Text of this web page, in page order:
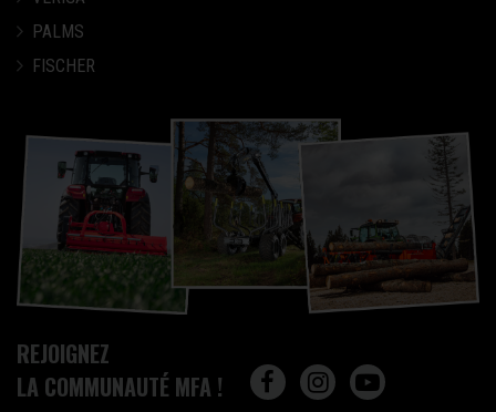
PALMS
FISCHER
REJOIGNEZ
LA COMMUNAUTÉ MFA !